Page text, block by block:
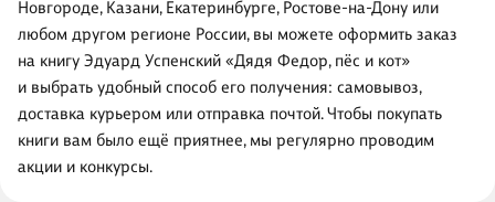
Новгороде, Казани, Екатеринбурге, Ростове-на-Дону или
любом другом регионе России, вы можете оформить заказ
на книгу Эдуард Успенский «Дядя Федор, пёс и кот»
и выбрать удобный способ его получения: самовывоз,
доставка курьером или отправка почтой. Чтобы покупать
книги вам было ещё приятнее, мы регулярно проводим
акции и конкурсы.